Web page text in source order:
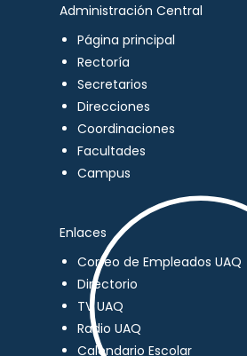
Administración Central
Página principal
Rectoría
Secretarios
Direcciones
Coordinaciones
Facultades
Campus
Enlaces
Correo de Empleados UAQ
Directorio
TV UAQ
Radio UAQ
Calendario Escolar